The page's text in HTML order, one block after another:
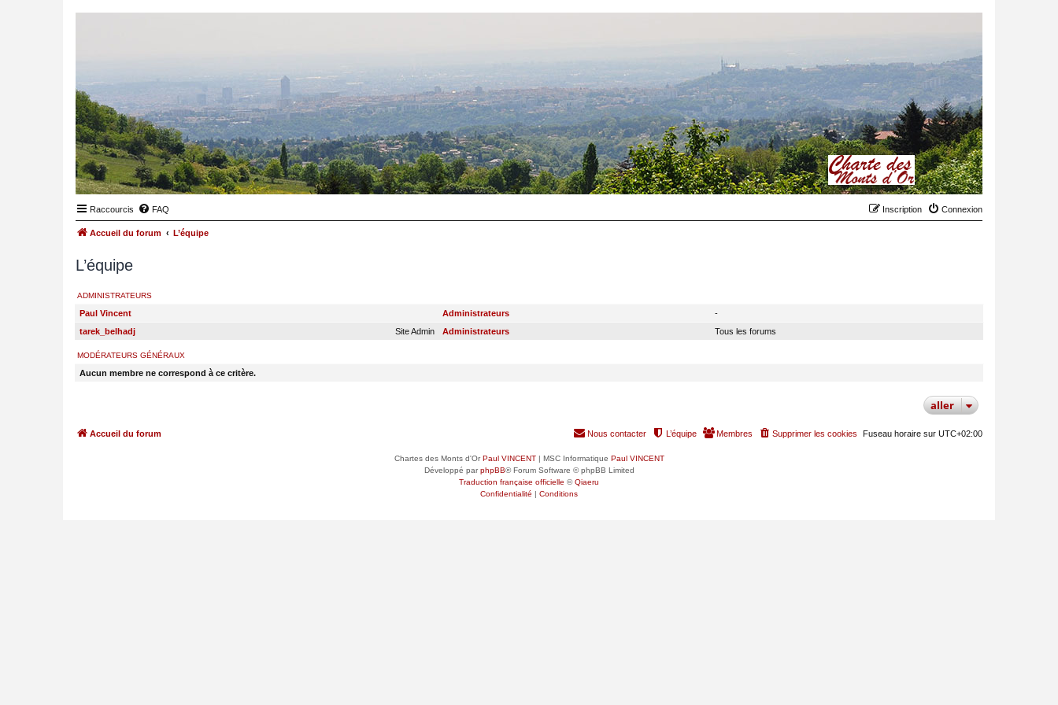
Raccourcis FAQ Connexion
Inscription
Accueil du forum L’équipe
L’équipe
ADMINISTRATEURS
Paul Vincent Administrateurs
-
Site Admin
tarek_belhadj Administrateurs Tous les forums
MODÉRATEURS GÉNÉRAUX
Aucun membre ne correspond à ce critère.
aller
Accueil du forum Fuseau horaire sur UTC+02:00
Supprimer les cookies
Membres
L’équipe
Nous contacter
Chartes des Monts d'OrPaul VINCENT| MSC Informatique Paul VINCENT
Développé parphpBB® Forum Software © phpBB Limited
Traduction française officielle ©Qiaeru
Confidentialité | Conditions